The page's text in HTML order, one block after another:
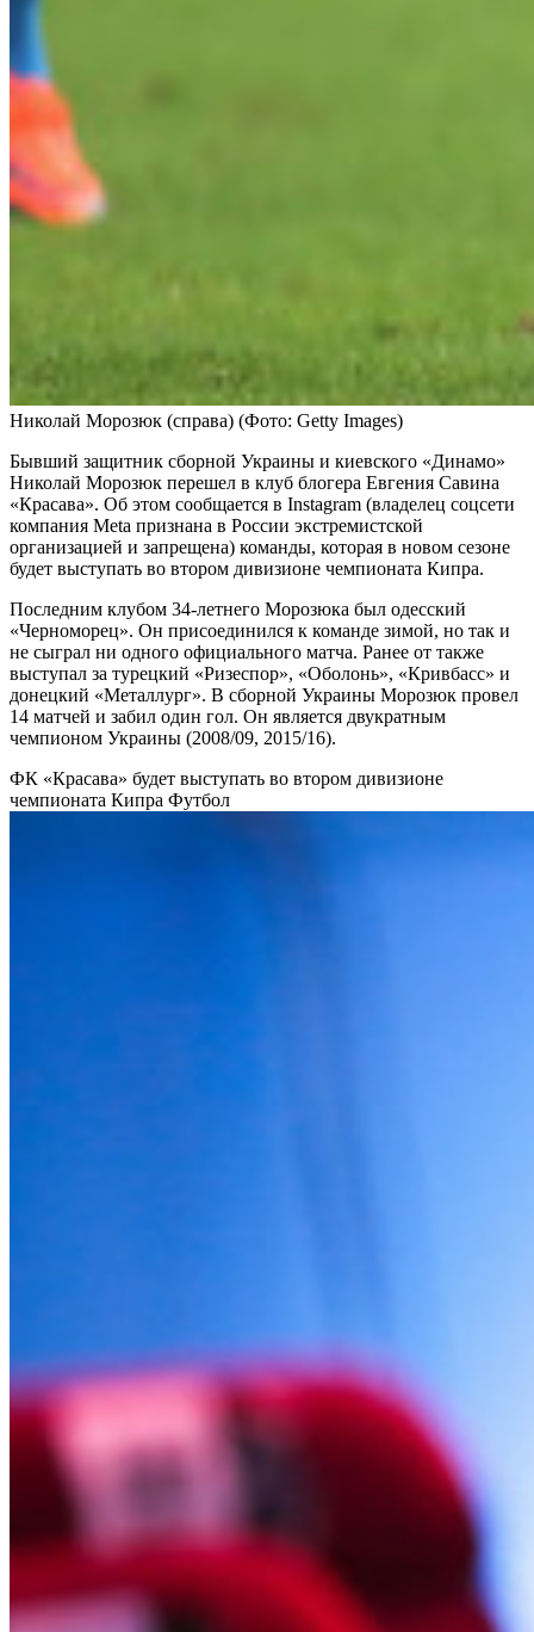
Николай Морозюк (справа) (Фото: Getty Images)
Бывший защитник сборной Украины и киевского «Динамо»
Николай Морозюк перешел в клуб блогера Евгения Савина
«Красава». Об этом сообщается в Instagram (владелец соцсети
компания Metа признана в России экстремистской
организацией и запрещена) команды, которая в новом сезоне
будет выступать во втором дивизионе чемпионата Кипра.
Последним клубом 34-летнего Морозюка был одесский
«Черноморец». Он присоединился к команде зимой, но так и
не сыграл ни одного официального матча. Ранее от также
выступал за турецкий «Ризеспор», «Оболонь», «Кривбасс» и
донецкий «Металлург». В сборной Украины Морозюк провел
14 матчей и забил один гол. Он является двукратным
чемпионом Украины (2008/09, 2015/16).
ФК «Красава» будет выступать во втором дивизионе
чемпионата Кипра Футбол